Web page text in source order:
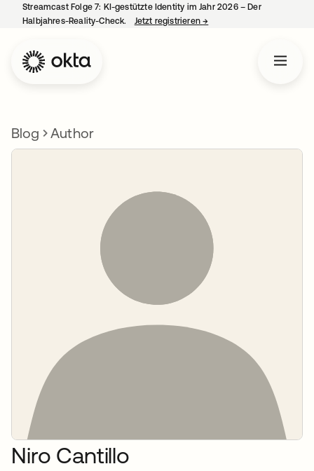
Streamcast Folge 7: KI-gestützte Identity im Jahr 2026 – Der
Halbjahres-Reality-Check.
Jetzt registrieren→
Blog Author
Niro Cantillo